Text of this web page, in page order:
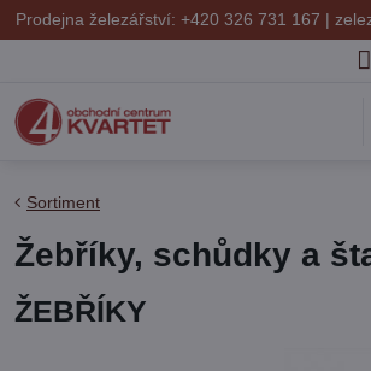
Prodejna železářství: +420 326 731 167 |
Sortiment
Žebříky, schůdky a
ŽEBŘÍKY